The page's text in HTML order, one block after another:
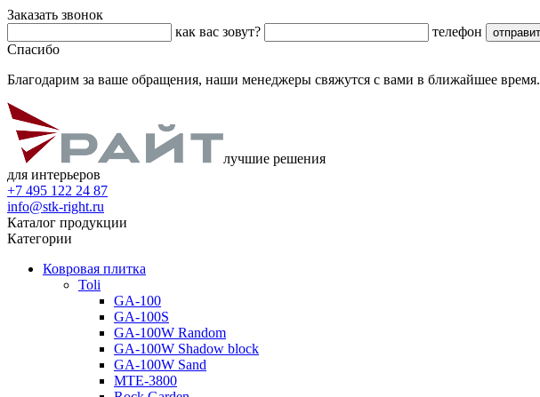
Заказать звонок
как вас зовут?
телефон
Спасибо
Благодарим за ваше обращения, наши менеджеры свяжутся с вами в ближайшее время.
лучшие решения
для интерьеров
+7 495 122 24 87
info@stk-right.ru
Каталог продукции
Категории
Ковровая плитка
Toli
GA-100
GA-100S
GA-100W Random
GA-100W Shadow block
GA-100W Sand
MTE-3800